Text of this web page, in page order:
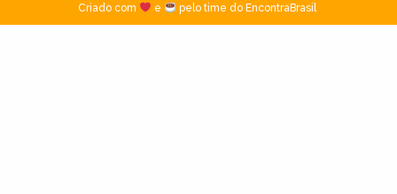
Criado com
e pelo time do EncontraBrasil